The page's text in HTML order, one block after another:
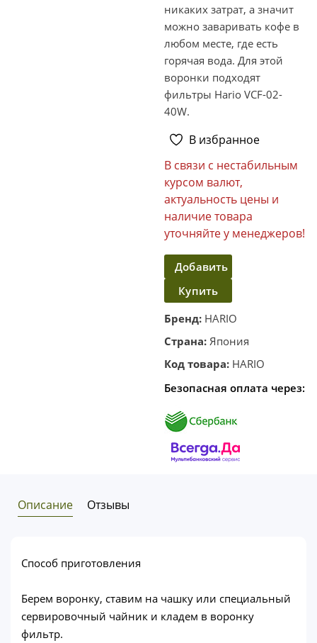
никаких затрат, а значит
можно заваривать кофе в
любом месте, где есть
горячая вода. Для этой
воронки подходят
фильтры Hario VCF-02-
40W.
В избранное
В связи с нестабильным
курсом валют,
актуальность цены и
наличие товара
уточняйте у менеджеров!
Добавить
в
корзину
Купить
в один
клик
Бренд: HARIO
Страна: Япония
Код товара: HARIO
Безопасная оплата через:
Описание Отзывы
Cпособ приготовления
Берем воронку, ставим на чашку или специальный
сервировочный чайник и кладем в воронку
фильтр.